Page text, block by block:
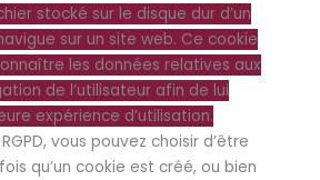
stocké sur le disque dur d’un
sur un site web. Ce cookie
les données relatives aux
de l’utilisateur afin de lui
expérience d’utilisation.
vous pouvez choisir d’être
qu’un cookie est créé, ou bien